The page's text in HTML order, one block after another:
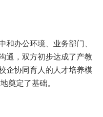
和办公环境、业务部门、
通，双方初步达成了产教
企协同育人的人才培养模
奠定了基础。